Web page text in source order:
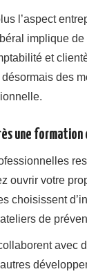
l’aspect
implique de
et
des
une
ouvrir votre
choisissent
de
avec